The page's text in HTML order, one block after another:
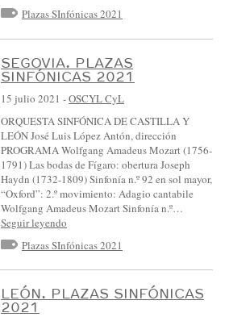
Plazas SInfónicas 2021
SEGOVIA. PLAZAS
SINFÓNICAS 2021
15 julio 2021 -OSCYL CyL
ORQUESTA SINFÓNICA DE CASTILLA Y
LEÓN José Luis López Antón, dirección
PROGRAMA Wolfgang Amadeus Mozart (1756-
1791) Las bodas de Fígaro: obertura Joseph
Haydn (1732-1809) Sinfonía n.º 92 en sol mayor,
“Oxford”: 2.º movimiento: Adagio cantabile
Wolfgang Amadeus Mozart Sinfonía n.º…
Seguir leyendo
Plazas SInfónicas 2021
LEÓN. PLAZAS SINFÓNICAS
2021